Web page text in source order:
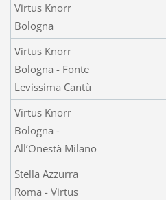
Virtus Knorr
Bologna
Virtus Knorr
Bologna - Fonte
Levissima Cantù
Virtus Knorr
Bologna -
All’Onestà Milano
Stella Azzurra
Roma - Virtus